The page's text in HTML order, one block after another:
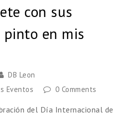
con sus
pinto en mis
DB Leon
Eventos 0 Comments
del Día Internacional de